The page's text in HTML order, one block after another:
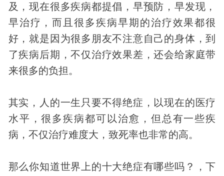
及，现在很多疾病都提倡，早预防，早发现 ，
早治疗，而且很多疾病早期的治疗效果都很
好，就是因为很多朋友不注意自己的身体，到
了疾病后期，不仅治疗效果差，还会给家庭带
来很多的负担。
其实，人的一生只要不得绝症，以现在的医疗
水平，很多疾病都可以治愈，但总有一些疾
病，不仅治疗难度大，致死率也非常的高。
那么你知道世界上的十大绝症有哪些吗？，下